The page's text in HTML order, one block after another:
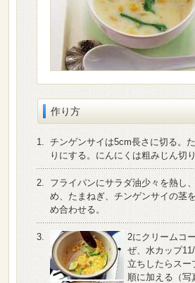
作り方
1. チンゲンサイは5cm長さに切る。
りにする。にんにくは粗みじん切り
2.
フライパンにサラダ油少々を熱し
め、たまねぎ、チンゲンサイの茎
め合わせる。
3.
2にクリームコ
ぜ、水カップ
立ちしたらスー
順に加える（写